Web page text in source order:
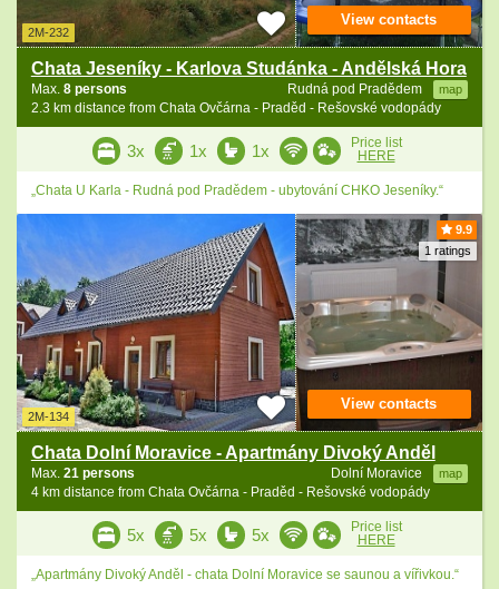
2M-232
Chata Jeseníky - Karlova Studánka - Andělská Hora
Rudná pod Pradědem map
Max. 8 persons
2.3 km distance from Chata Ovčárna - Praděd - Rešovské vodopády
View contacts
3x 1x 1x
Price list
HERE
„Chata U Karla - Rudná pod Pradědem - ubytování CHKO Jeseníky.“
9.9
1 ratings
2M-134
Chata Dolní Moravice - Apartmány Divoký Anděl
Dolní Moravice map
Max. 21 persons
4 km distance from Chata Ovčárna - Praděd - Rešovské vodopády
View contacts
5x 5x 5x
Price list
HERE
„Apartmány Divoký Anděl - chata Dolní Moravice se saunou a vířivkou.“